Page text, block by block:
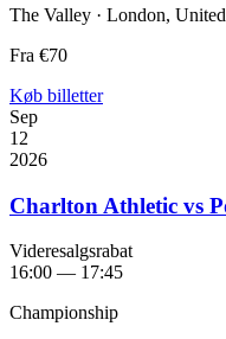
The Valley · London,
Fra €70
Køb billetter
Sep
12
2026
Charlton Athletic vs
Videresalgsrabat
16:00 — 17:45
Championship